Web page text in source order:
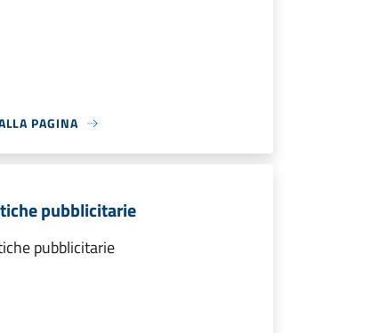
PAGINA
pubblicitarie
pubblicitarie